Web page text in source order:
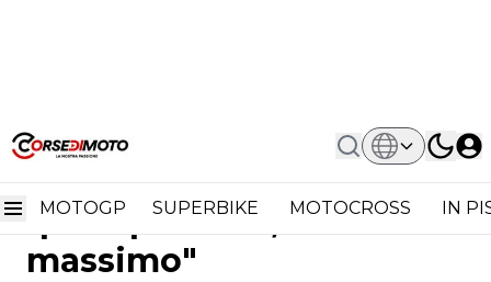
MOTOGP SUPERBIKE MOTOCROSS IN
Home In Pista
Dani Pedrosa: "Un Giro Quasi Perfetto,
Dani Pedrosa: "Un giro
quasi perfetto, ho dato il
massimo"